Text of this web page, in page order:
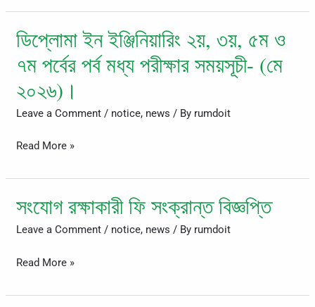
ডিপ্লোমা ইন ইঞ্জিনিয়ারিং ২য়, ৩য়, ৫ম ও
৭ম পর্বের পর্ব মধ্য পরীক্ষার সময়সূচী- (মে
২০২৬)।
Leave a Comment / notice, news / By rumdoit
ডিপ্লোমা
ইঞ্জিনিয়ারিং
২য়,
৩য়,
ও
পর্ব
মধ্য
সময়সূচী-
Read More »
সংযোগ রক্ষাকারী ফি সংক্রান্ত বিজ্ঞপ্তি
Leave a Comment / notice, news / By rumdoit
সংযোগ
সংক্রান্ত
Read More »